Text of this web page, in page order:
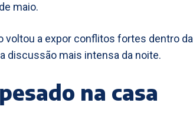
maio.
voltou a expor conflitos fortes dentro da
discussão mais intensa da noite.
na casa